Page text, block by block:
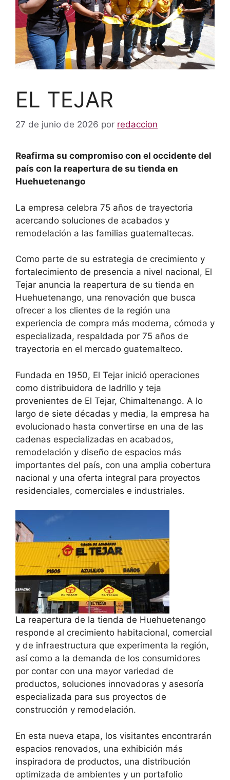
EL TEJAR
27 de junio de 2026 por redaccion
Reafirma su compromiso con el occidente del
país con la reapertura de su tienda en
Huehuetenango
La empresa celebra 75 años de trayectoria
acercando soluciones de acabados y
remodelación a las familias guatemaltecas.
Como parte de su estrategia de crecimiento y
fortalecimiento de presencia a nivel nacional, El
Tejar anuncia la reapertura de su tienda en
Huehuetenango, una renovación que busca
ofrecer a los clientes de la región una
experiencia de compra más moderna, cómoda y
especializada, respaldada por 75 años de
trayectoria en el mercado guatemalteco.
Fundada en 1950, El Tejar inició operaciones
como distribuidora de ladrillo y teja
provenientes de El Tejar, Chimaltenango. A lo
largo de siete décadas y media, la empresa ha
evolucionado hasta convertirse en una de las
cadenas especializadas en acabados,
remodelación y diseño de espacios más
importantes del país, con una amplia cobertura
nacional y una oferta integral para proyectos
residenciales, comerciales e industriales.
La reapertura de la tienda de Huehuetenango
responde al crecimiento habitacional, comercial
y de infraestructura que experimenta la región,
así como a la demanda de los consumidores
por contar con una mayor variedad de
productos, soluciones innovadoras y asesoría
especializada para sus proyectos de
construcción y remodelación.
En esta nueva etapa, los visitantes encontrarán
espacios renovados, una exhibición más
inspiradora de productos, una distribución
optimizada de ambientes y un portafolio